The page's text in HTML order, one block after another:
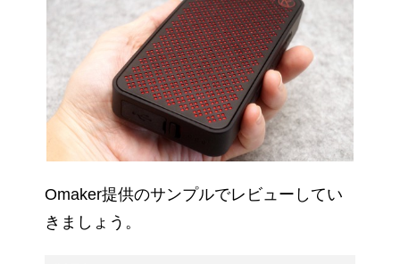
Omaker提供のサンプルでレビューしてい
きましょう。